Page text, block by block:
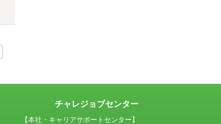
チャレジョブセンター
【本社・キャリアサポートセンター】